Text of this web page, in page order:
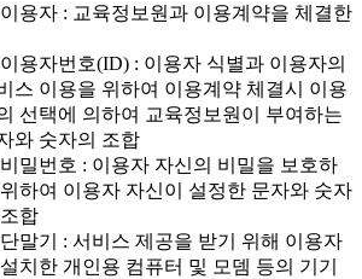
용자 : 교육정보원과 이용계약을 체결한
용자번호(ID) : 이용자 식별과 이용자의
스 이용을 위하여 이용계약 체결시 이용
선택에 의하여 교육정보원이 부여하는
와 숫자의 조합
밀번호 : 이용자 자신의 비밀을 보호하
하여 이용자 자신이 설정한 문자와 숫자
합
말기 : 서비스 제공을 받기 위해 이용자
치한 개인용 컴퓨터 및 모뎀 등의 기기